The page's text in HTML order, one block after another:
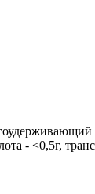
- <0,5г,